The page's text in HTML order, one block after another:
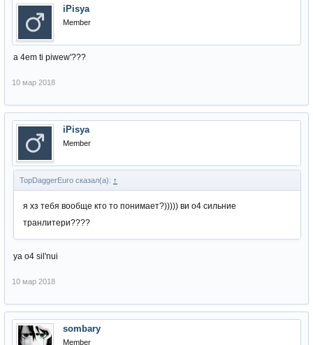
iPisya
Member
a 4em ti piwew'???
10 мар 2018
iPisya
Member
TopDaggerEuro сказал(а): ↑
я хз тебя вообще кто то понимает?))))) ви о4 сильние
транлитери????
ya o4 sil'nui
10 мар 2018
sombary
Member